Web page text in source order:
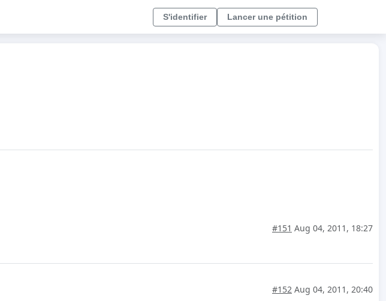
S'identifier Lancer une pétition
#151 Aug 04, 2011, 18:27
#152 Aug 04, 2011, 20:40